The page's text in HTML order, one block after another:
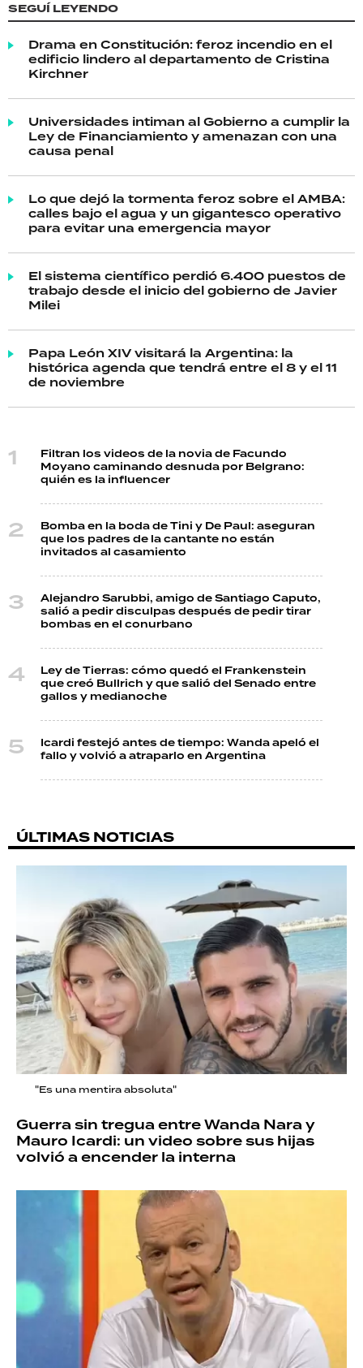
SEGUÍ LEYENDO
Drama en Constitución: feroz incendio en el
edificio lindero al departamento de Cristina
Kirchner
Universidades intiman al Gobierno a cumplir la
Ley de Financiamiento y amenazan con una
causa penal
Lo que dejó la tormenta feroz sobre el AMBA:
calles bajo el agua y un gigantesco operativo
para evitar una emergencia mayor
El sistema científico perdió 6.400 puestos de
trabajo desde el inicio del gobierno de Javier
Milei
Papa León XIV visitará la Argentina: la
histórica agenda que tendrá entre el 8 y el 11
de noviembre
Filtran los videos de la novia de Facundo
Moyano caminando desnuda por Belgrano:
quién es la influencer
Bomba en la boda de Tini y De Paul: aseguran
que los padres de la cantante no están
invitados al casamiento
Alejandro Sarubbi, amigo de Santiago Caputo,
salió a pedir disculpas después de pedir tirar
bombas en el conurbano
Ley de Tierras: cómo quedó el Frankenstein
que creó Bullrich y que salió del Senado entre
gallos y medianoche
Icardi festejó antes de tiempo: Wanda apeló el
fallo y volvió a atraparlo en Argentina
ÚLTIMAS NOTICIAS
"Es una mentira absoluta"
Guerra sin tregua entre Wanda Nara y
Mauro Icardi: un video sobre sus hijas
volvió a encender la interna